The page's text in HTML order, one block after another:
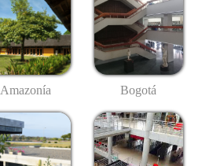
Amazonía Bogotá